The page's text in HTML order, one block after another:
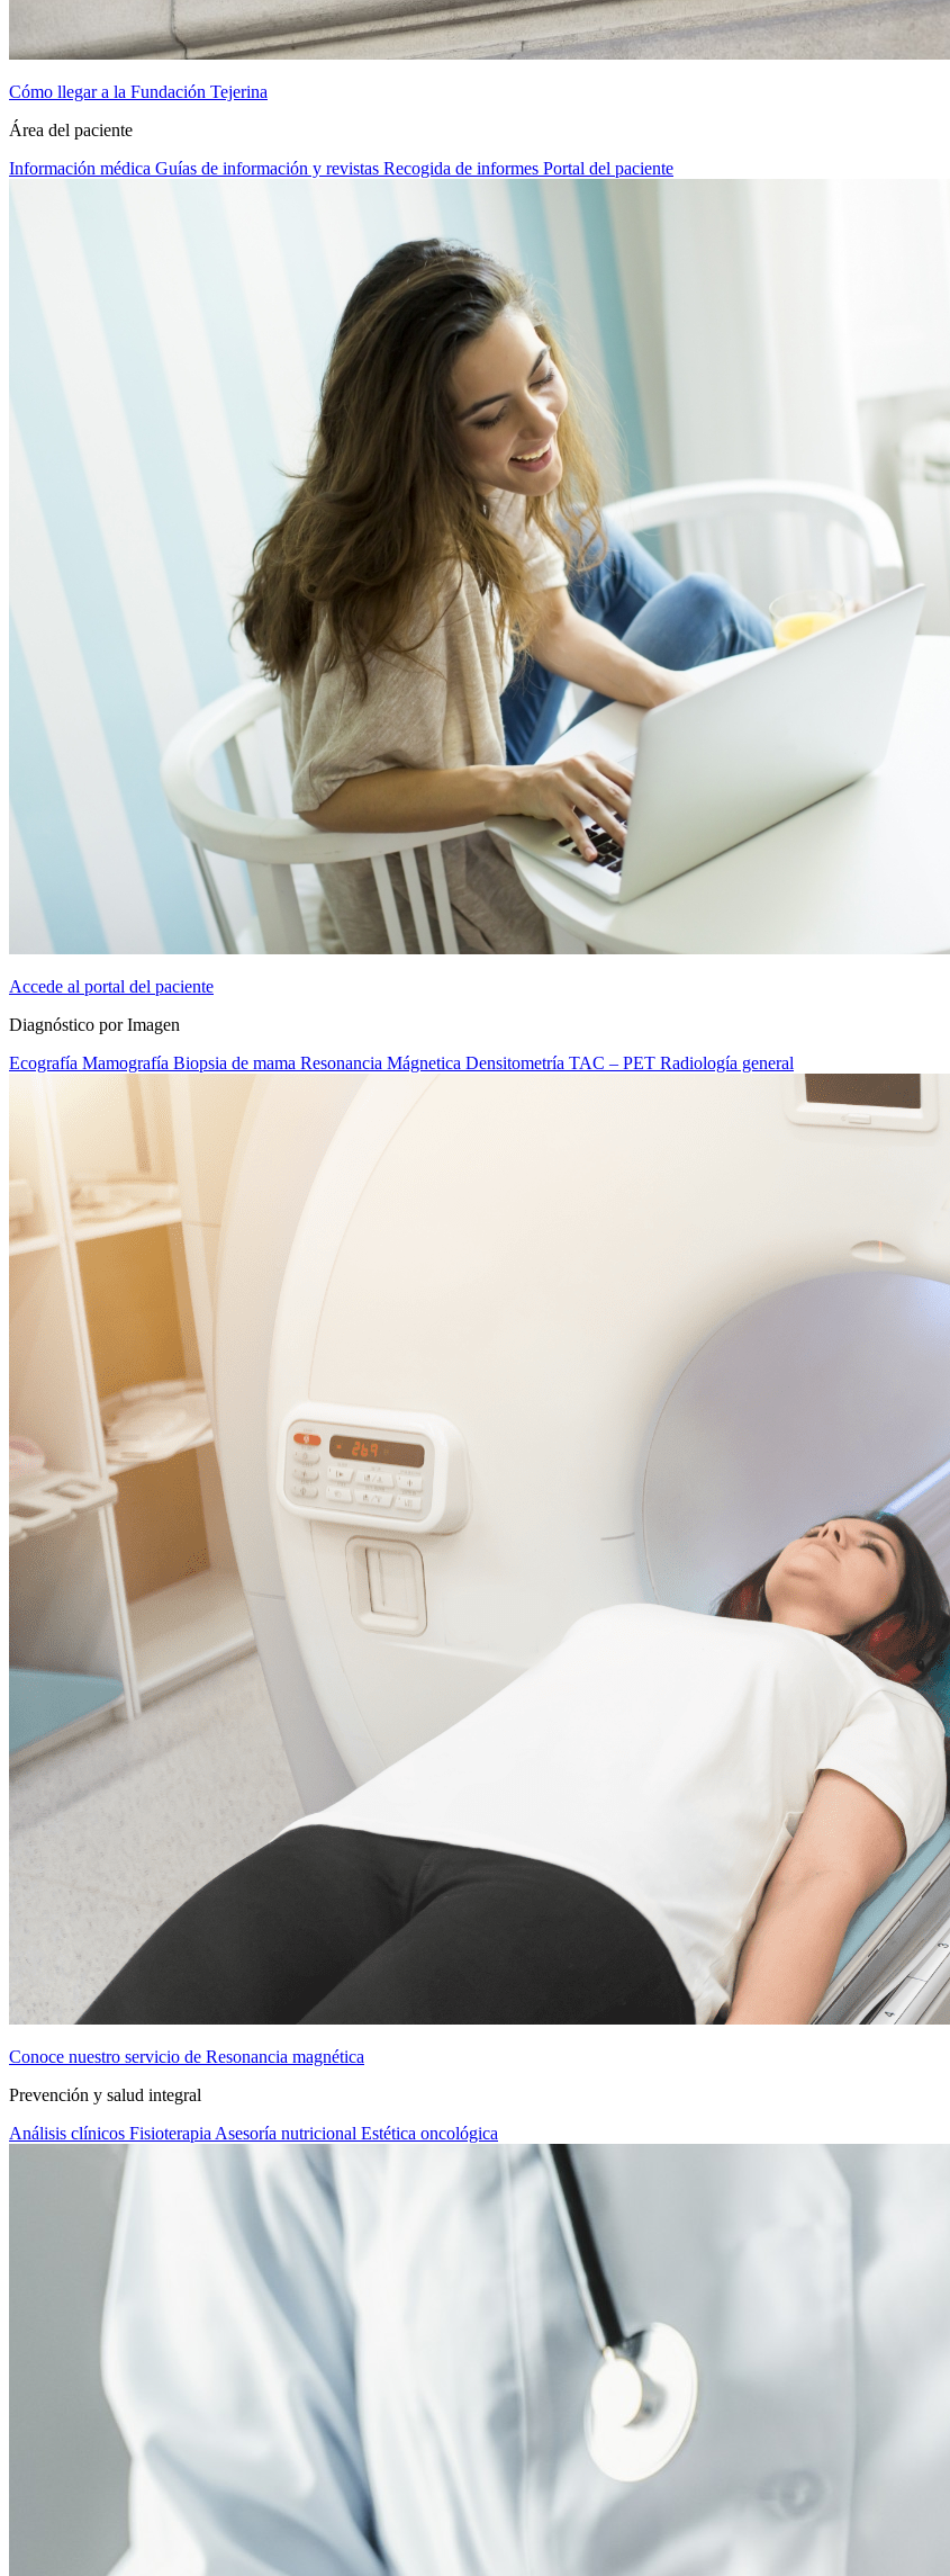
Cómo llegar a la Fundación Tejerina
Área del paciente
Información médica Guías de información y revistas Recogida de informes Portal del paciente
Accede al portal del paciente
Diagnóstico por Imagen
Ecografía Mamografía Biopsia de mama Resonancia Mágnetica Densitometría TAC – PET Radiología general
Conoce nuestro servicio de Resonancia magnética
Prevención y salud integral
Análisis clínicos Fisioterapia Asesoría nutricional Estética oncológica